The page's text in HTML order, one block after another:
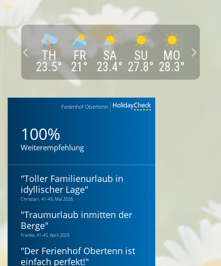
TH
23.5°
FR
21 °
SA
23.4°
SU
27.8°
MO
28.3°
Ferienhof Obertenn
100%
Weiterempfehlung
"Toller Familienurlaub in
idyllischer Lage"
Christian , 41-45, Mai 2026
"Traumurlaub inmitten der
Berge"
Franka, 41-45, April 2025
"Der Ferienhof Obertenn ist
einfach perfekt!"